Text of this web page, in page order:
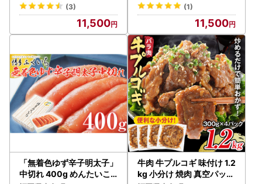
(3)
11,500
(1)
11,500
「無着色ゆず辛子明太子」
中切れ 400g めんたいこ
牛肉 牛プルコギ 味付け 1.2
kg 小分け 焼肉 真空パック